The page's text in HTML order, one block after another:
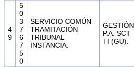
4
9
5
0
3
7
6
7
5
0
SERVICIO COMÚN
TRAMITACIÓN
TRIBUNAL
INSTANCIA.
GESTIÓN
P.A. SCT
TI (GU).